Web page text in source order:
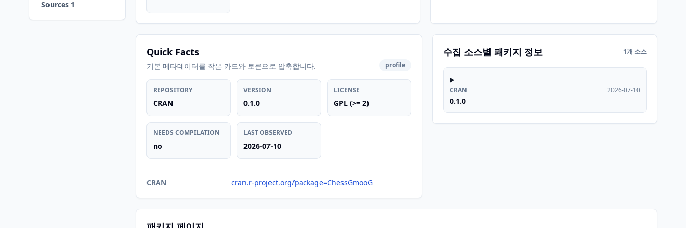
Sources 1
Quick Facts
기본 메타데이터를 작은 카드와 토큰으로 압축합니다. profile
REPOSITORY
CRAN
VERSION
0.1.0
LICENSE
GPL (>= 2)
NEEDS COMPILATION
no
LAST OBSERVED
2026-07-10
CRAN cran.r-project.org/package=ChessGmooG
수집 소스별 패키지 정보 1개 소스
CRAN
0.1.0
2026-07-10